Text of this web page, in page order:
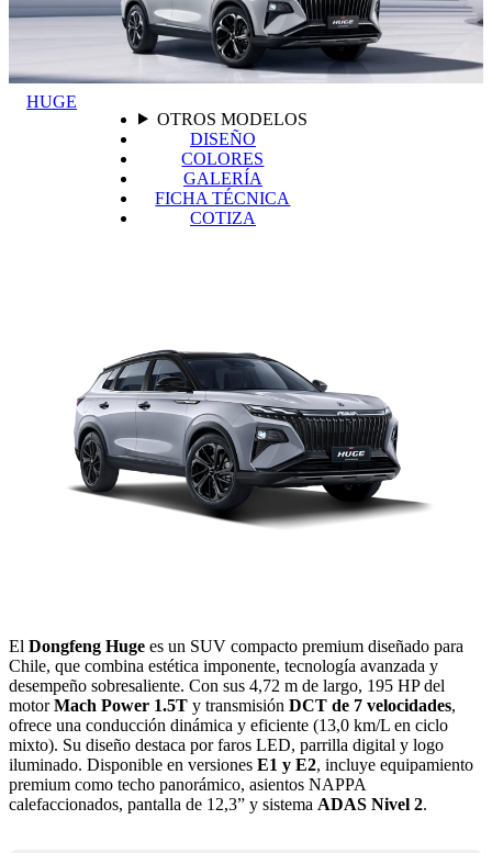
HUGE
OTROS MODELOS
DISEÑO
COLORES
GALERÍA
FICHA TÉCNICA
COTIZA
El Dongfeng Huge es un SUV compacto premium diseñado para
Chile, que combina estética imponente, tecnología avanzada y
desempeño sobresaliente. Con sus 4,72 m de largo, 195 HP del
motorMach Power 1.5T y transmisión DCT de 7 velocidades,
ofrece una conducción dinámica y eficiente (13,0 km/L en ciclo
mixto). Su diseño destaca por faros LED, parrilla digital y logo
iluminado. Disponible en versiones E1 y E2, incluye equipamiento
premium como techo panorámico, asientos NAPPA
calefaccionados, pantalla de 12,3” y sistema ADAS Nivel 2.